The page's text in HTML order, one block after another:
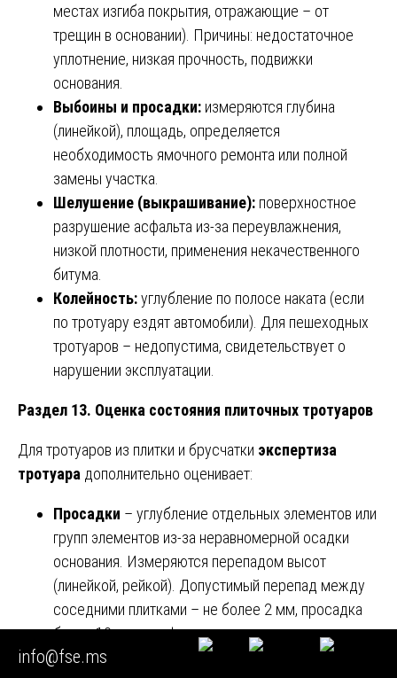
местах изгиба покрытия, отражающие – от
трещин в основании). Причины: недостаточное
уплотнение, низкая прочность, подвижки
основания.
Выбоины и просадки: измеряются глубина
(линейкой), площадь, определяется
необходимость ямочного ремонта или полной
замены участка.
Шелушение (выкрашивание): поверхностное
разрушение асфальта из-за переувлажнения,
низкой плотности, применения некачественного
битума.
Колейность:углубление по полосе наката (если
по тротуару ездят автомобили). Для пешеходных
тротуаров – недопустима, свидетельствует о
нарушении эксплуатации.
Раздел 13. Оценка состояния плиточных тротуаров
Для тротуаров из плитки и брусчатки экспертиза
тротуара дополнительно оценивает:
Просадки – углубление отдельных элементов или
групп элементов из-за неравномерной осадки
основания. Измеряются перепадом высот
(линейкой, рейкой). Допустимый перепад между
соседними плитками – не более 2 мм, просадка
более 10 мм – дефект.
Выкрашивание углов и сколы– часто из-за
info@fse.ms